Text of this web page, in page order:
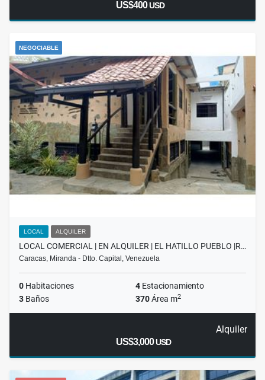
US$400USD
NEGOCIABLE
LOCAL ALQUILER
LOCAL COMERCIAL | EN ALQUILER | EL HATILLO PUEBLO |R…
Caracas, Miranda - Dtto. Capital, Venezuela
0 Habitaciones 4 Estacionamiento
3 Baños 370Área m2
Alquiler
US$3,000USD